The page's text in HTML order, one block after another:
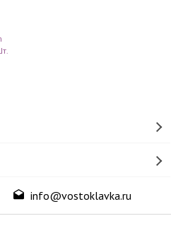
info@vostoklavka.ru